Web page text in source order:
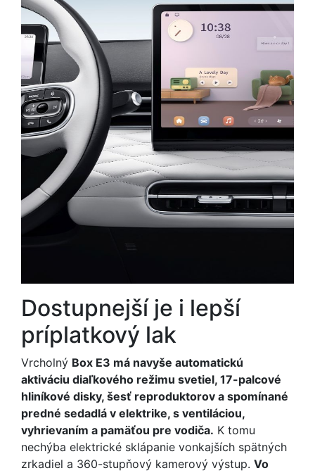
Dostupnejší je i lepší
príplatkový lak
Vrcholný Box E3 má navyše automatickú
aktiváciu diaľkového režimu svetiel, 17-palcové
hliníkové disky, šesť reproduktorov a spomínané
predné sedadlá v elektrike, s ventiláciou,
vyhrievaním a pamäťou pre vodiča. K tomu
nechýba elektrické sklápanie vonkajších spätných
zrkadiel a 360-stupňový kamerový výstup. Vo